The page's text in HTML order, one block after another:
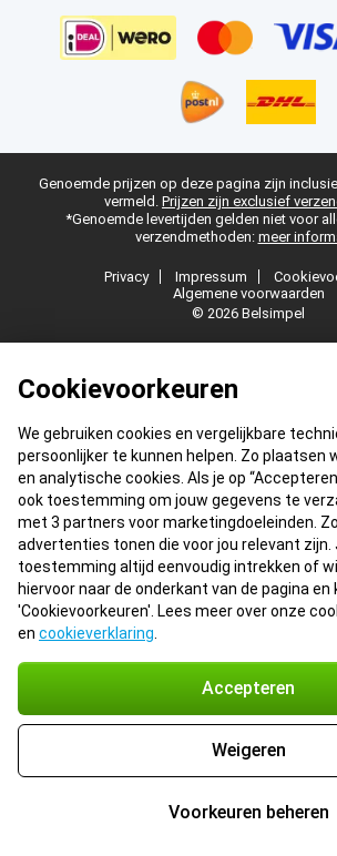
Cookievoorkeuren
We gebruiken cookies en vergelijkbare
persoonlijker te kunnen helpen. Zo plaatsen
en analytische cookies. Als je op
ook toestemming om jouw gegevens te
met 3 partners voor marketingdoeleinden.
advertenties tonen die voor jou relevant zijn.
toestemming altijd eenvoudig intrekken of
hiervoor naar de onderkant van de pagina en
'Cookievoorkeuren'. Lees meer over onze
en cookieverklaring
Accepteren
Weigeren
Voorkeuren beheren
Genoemde prijzen op deze pagina zijn
vermeld. Prijzen zijn exclusief
*Genoemde levertijden gelden niet voor
verzendmethoden: meer
Privacy Impressum
Algemene voorwaarden
© 2026 Belsimpel